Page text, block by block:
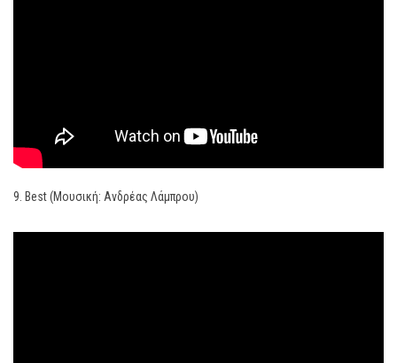
9. Best (Μουσική: Ανδρέας Λάμπρου)